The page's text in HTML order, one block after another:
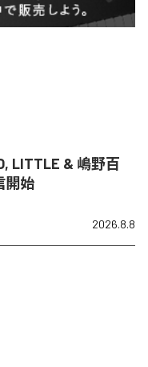
LITTLE & 嶋野百
開始
2026.8.8